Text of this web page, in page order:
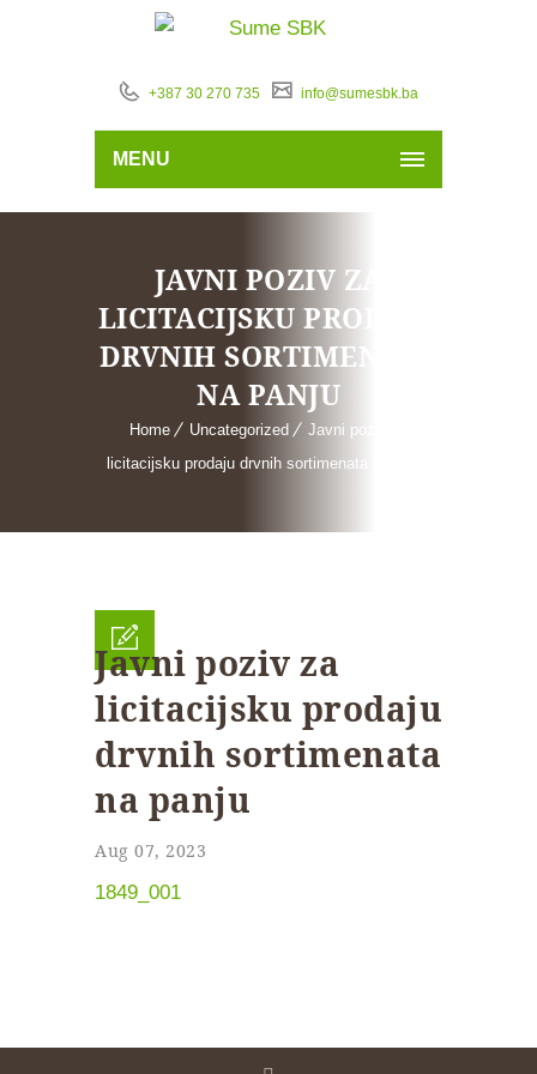
+387 30 270 735 info@sumesbk.ba
MENU
JAVNI POZIV ZA
LICITACIJSKU PRODAJU
DRVNIH SORTIMENATA
NA PANJU
Home Uncategorized
Javni poziv za
licitacijsku prodaju drvnih sortimenata na panju
Javni poziv za
licitacijsku prodaju
drvnih sortimenata
na panju
Aug 07, 2023
1849_001